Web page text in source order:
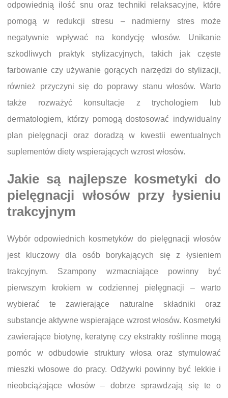
odpowiednią ilość snu oraz techniki relaksacyjne, które
pomogą w redukcji stresu – nadmierny stres może
negatywnie wpływać na kondycję włosów. Unikanie
szkodliwych praktyk stylizacyjnych, takich jak częste
farbowanie czy używanie gorących narzędzi do stylizacji,
również przyczyni się do poprawy stanu włosów. Warto
także rozważyć konsultacje z trychologiem lub
dermatologiem, którzy pomogą dostosować indywidualny
plan pielęgnacji oraz doradzą w kwestii ewentualnych
suplementów diety wspierających wzrost włosów.
Jakie są najlepsze kosmetyki do
pielęgnacji włosów przy łysieniu
trakcyjnym
Wybór odpowiednich kosmetyków do pielęgnacji włosów
jest kluczowy dla osób borykających się z łysieniem
trakcyjnym. Szampony wzmacniające powinny być
pierwszym krokiem w codziennej pielęgnacji – warto
wybierać te zawierające naturalne składniki oraz
substancje aktywne wspierające wzrost włosów. Kosmetyki
zawierające biotynę, keratynę czy ekstrakty roślinne mogą
pomóc w odbudowie struktury włosa oraz stymulować
mieszki włosowe do pracy. Odżywki powinny być lekkie i
nieobciążające włosów – dobrze sprawdzają się te o